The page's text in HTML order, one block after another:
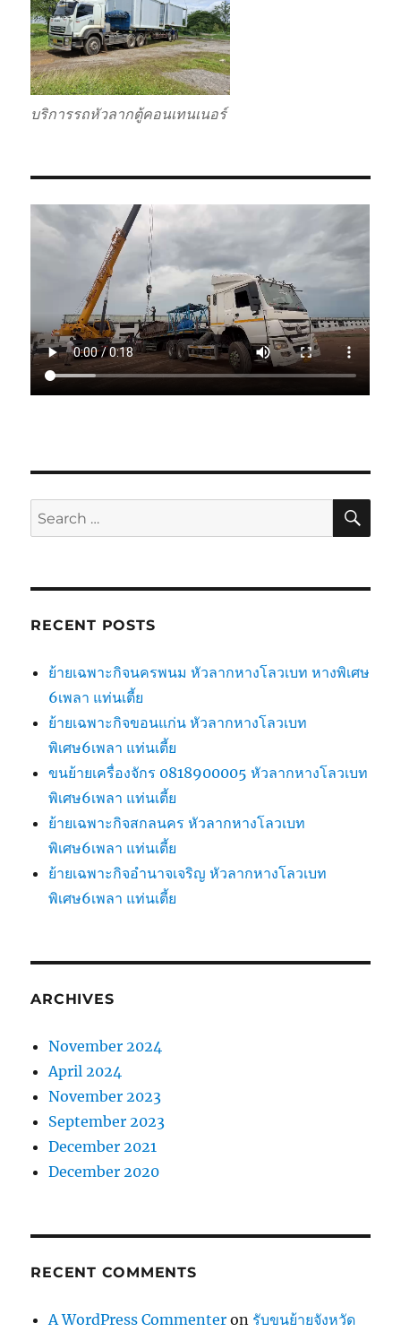
บริการรถหัวลากตู้คอนเทนเนอร์
Search
for:
RECENT POSTS
ย้ายเฉพาะกิจนครพนม หัวลากหางโลวเบท หางพิเศษ
6เพลา แท่นเตี้ย
ย้ายเฉพาะกิจขอนแก่น หัวลากหางโลวเบท
พิเศษ6เพลา แท่นเตี้ย
ขนย้ายเครื่องจักร 0818900005 หัวลากหางโลวเบท
พิเศษ6เพลา แท่นเตี้ย
ย้ายเฉพาะกิจสกลนคร หัวลากหางโลวเบท
พิเศษ6เพลา แท่นเตี้ย
ย้ายเฉพาะกิจอำนาจเจริญ หัวลากหางโลวเบท
พิเศษ6เพลา แท่นเตี้ย
ARCHIVES
November 2024
April 2024
November 2023
September 2023
December 2021
December 2020
RECENT COMMENTS
A WordPress Commenter on รับขนย้ายจังหวัด